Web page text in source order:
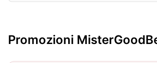
Promozioni